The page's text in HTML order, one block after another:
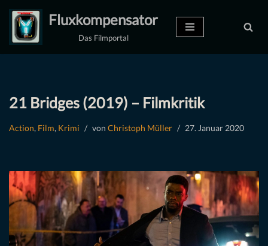
Zum
Inhalt
Fluxkompensator
Das Filmportal
21 Bridges (2019) – Filmkritik
Action, Film, Krimi von Christoph Müller 27. Januar 2020